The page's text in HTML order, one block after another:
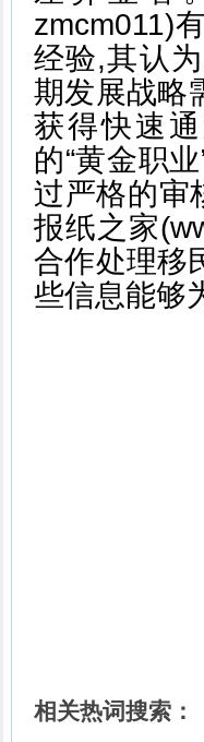
zmcm011)
经验,其认
期发展战略
获得快速
的“黄金职
过严格的审
报纸之家
合作处理移
些信息能够
相关热词搜索：